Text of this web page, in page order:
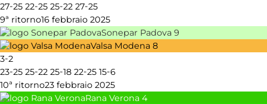
27-25 22-25 25-22 27-25
9ª ritorno16 febbraio 2025
Sonepar Padova 9
Valsa Modena 8
3-2
23-25 25-22 25-18 22-25 15-6
10ª ritorno23 febbraio 2025
Rana Verona 4